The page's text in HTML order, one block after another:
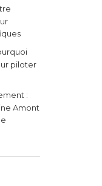
piloter
:
Amont